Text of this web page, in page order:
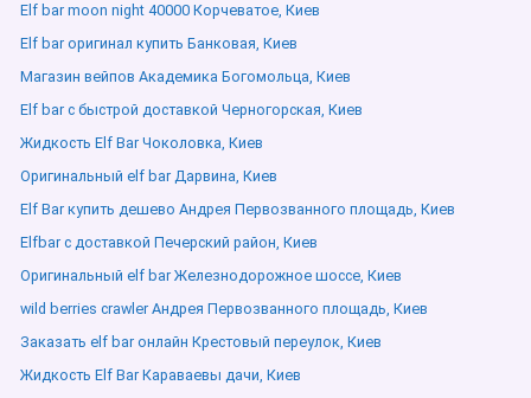
Elf bar moon night 40000 Корчеватое, Киев
Elf bar оригинал купить Банковая, Киев
Магазин вейпов Академика Богомольца, Киев
Elf bar с быстрой доставкой Черногорская, Киев
Жидкость Elf Bar Чоколовка, Киев
Оригинальный elf bar Дарвина, Киев
Elf Bar купить дешево Андрея Первозванного площадь, Киев
Elfbar с доставкой Печерский район, Киев
Оригинальный elf bar Железнодорожное шоссе, Киев
wild berries crawler Андрея Первозванного площадь, Киев
Заказать elf bar онлайн Крестовый переулок, Киев
Жидкость Elf Bar Караваевы дачи, Киев